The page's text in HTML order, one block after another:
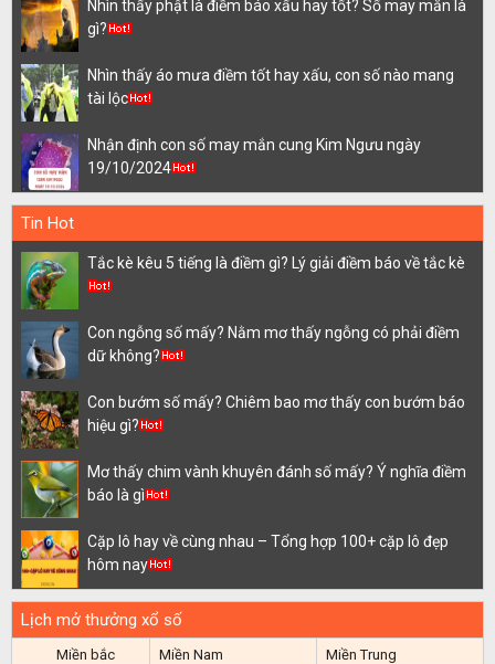
Nhìn thấy phật là điềm báo xấu hay tốt? Số may mắn là
gì?
Nhìn thấy áo mưa điềm tốt hay xấu, con số nào mang
tài lộc
Nhận định con số may mắn cung Kim Ngưu ngày
19/10/2024
Tin Hot
Tắc kè kêu 5 tiếng là điềm gì? Lý giải điềm báo về tắc kè
Con ngỗng số mấy? Nằm mơ thấy ngỗng có phải điềm
dữ không?
Con bướm số mấy? Chiêm bao mơ thấy con bướm báo
hiệu gì?
Mơ thấy chim vành khuyên đánh số mấy? Ý nghĩa điềm
báo là gì
Cặp lô hay về cùng nhau – Tổng hợp 100+ cặp lô đẹp
hôm nay
Lịch mở thưởng xổ số
Miền bắc Miền Nam Miền Trung